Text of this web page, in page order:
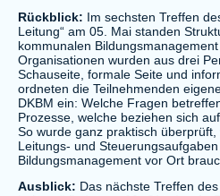
Rückblick: Im sechsten Treffen
Leitung“ am 05. Mai standen
kommunalen Bildungsmanagement
Organisationen wurden aus drei
Schauseite, formale Seite und
ordneten die Teilnehmenden
DKBM ein: Welche Fragen
Prozesse, welche beziehen sich
So wurde ganz praktisch
Leitungs- und
Bildungsmanagement vor Ort
Ausblick: Das nächste Treffen